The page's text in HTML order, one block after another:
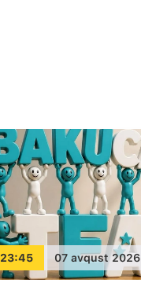
23:45 07 avqust 2026